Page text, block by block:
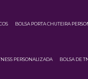
BOLSA PORTA CHUTEIRA
PERSONALIZADA BOLSA DE